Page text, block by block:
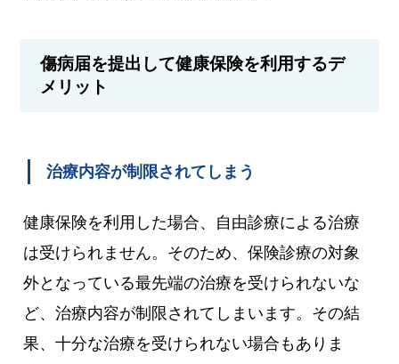
傷病届を提出して健康保険を利用するデ
メリット
治療内容が制限されてしまう
健康保険を利用した場合、自由診療による治療
は受けられません。そのため、保険診療の対象
外となっている最先端の治療を受けられないな
ど、治療内容が制限されてしまいます。その結
果、十分な治療を受けられない場合もありま